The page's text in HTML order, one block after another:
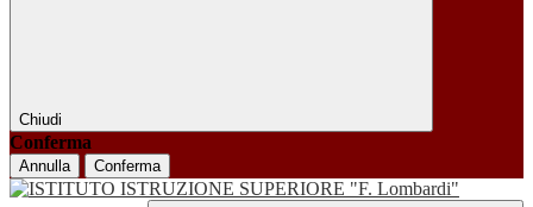
Chiudi
Conferma
Annulla Conferma